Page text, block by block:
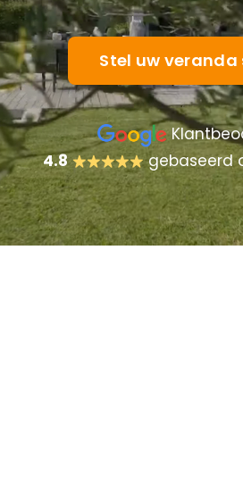
Stel uw veranda
4.8
gebaseerd